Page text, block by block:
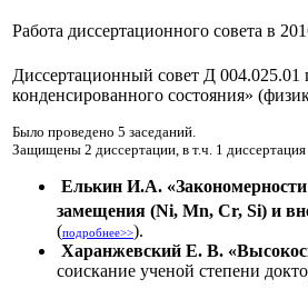
Работа диссертационного совета в
Диссертационный совет Д 004.025.01
конденсированного состояния»
Было проведено 5 заседаний.
Защищены 2 диссертации, в т.ч. 1
Елькин И.А.
замещения (Ni, Mn, Cr, Si) и
(подробнее>>).
Харанжевский Е. В.
соискание ученой степени